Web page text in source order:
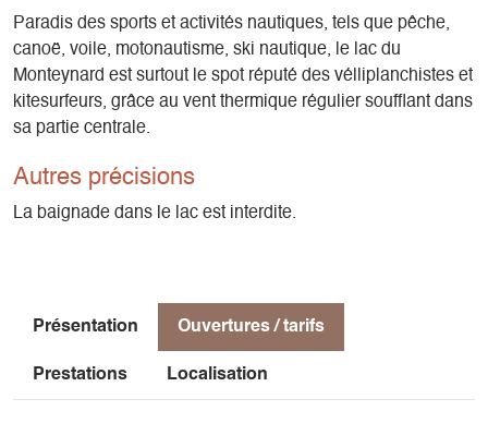
Paradis des sports et activités nautiques, tels que pêche,
canoë, voile, motonautisme, ski nautique, le lac du
Monteynard est surtout le spot réputé des vélliplanchistes et
kitesurfeurs, grâce au vent thermique régulier soufflant dans
sa partie centrale.
Autres précisions
La baignade dans le lac est interdite.
Présentation Ouvertures / tarifs
Prestations Localisation